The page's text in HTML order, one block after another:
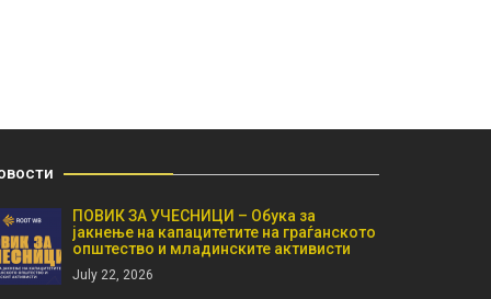
ПОВИК ЗА УЧЕСНИЦИ – Обука за
јакнење на капацитетите на граѓанското
општество и младинските активисти
July 22, 2026